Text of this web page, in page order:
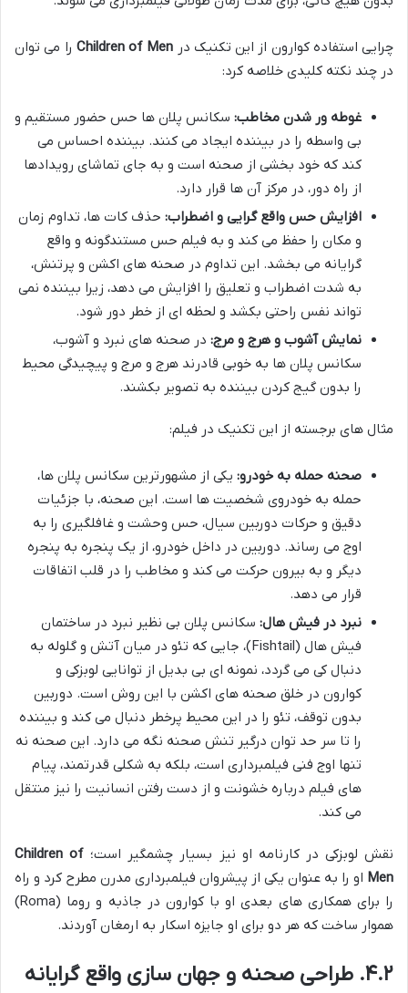
چرایی استفاده کوارون از این تکنیک در Children of Men را می توان
در چند نکته کلیدی خلاصه کرد:
غوطه ور شدن مخاطب: سکانس پلان ها حس حضور مستقیم و
بی واسطه را در بیننده ایجاد می کنند. بیننده احساس می
کند که خود بخشی از صحنه است و به جای تماشای رویدادها
از راه دور، در مرکز آن ها قرار دارد.
افزایش حس واقع گرایی و اضطراب: حذف کات ها، تداوم زمان
و مکان را حفظ می کند و به فیلم حس مستندگونه و واقع
گرایانه می بخشد. این تداوم در صحنه های اکشن و پرتنش،
به شدت اضطراب و تعلیق را افزایش می دهد، زیرا بیننده نمی
تواند نفس راحتی بکشد و لحظه ای از خطر دور شود.
نمایش آشوب و هرج و مرج: در صحنه های نبرد و آشوب،
سکانس پلان ها به خوبی قادرند هرج و مرج و پیچیدگی محیط
را بدون گیج کردن بیننده به تصویر بکشند.
مثال های برجسته از این تکنیک در فیلم:
صحنه حمله به خودرو: یکی از مشهورترین سکانس پلان ها،
حمله به خودروی شخصیت ها است. این صحنه، با جزئیات
دقیق و حرکات دوربین سیال، حس وحشت و غافلگیری را به
اوج می رساند. دوربین در داخل خودرو، از یک پنجره به پنجره
دیگر و به بیرون حرکت می کند و مخاطب را در قلب اتفاقات
قرار می دهد.
نبرد در فیش هال: سکانس پلان بی نظیر نبرد در ساختمان
فیش هال (Fishtail)، جایی که تئو در میان آتش و گلوله به
دنبال کی می گردد، نمونه ای بی بدیل از توانایی لوبزکی و
کوارون در خلق صحنه های اکشن با این روش است. دوربین
بدون توقف، تئو را در این محیط پرخطر دنبال می کند و بیننده
را تا سر حد توان درگیر تنش صحنه نگه می دارد. این صحنه نه
تنها اوج فنی فیلمبرداری است، بلکه به شکلی قدرتمند، پیام
های فیلم درباره خشونت و از دست رفتن انسانیت را نیز منتقل
می کند.
نقش لوبزکی در کارنامه او نیز بسیار چشمگیر است؛ Children of
Men او را به عنوان یکی از پیشروان فیلمبرداری مدرن مطرح کرد و راه
را برای همکاری های بعدی او با کوارون در جاذبه و روما (Roma)
هموار ساخت که هر دو برای او جایزه اسکار به ارمغان آوردند.
۴.۲. طراحی صحنه و جهان سازی واقع گرایانه